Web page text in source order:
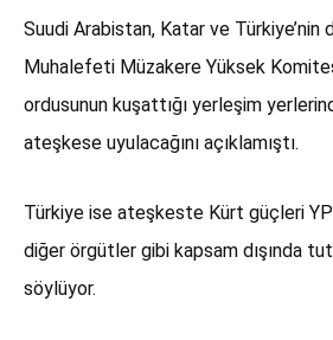
Suudi Arabistan, Katar ve
Muhalefeti Müzakere Yüksek
ordusunun kuşattığı yerleşim
ateşkese uyulacağını açıklamıştı.
Türkiye ise ateşkeste Kürt güçleri
diğer örgütler gibi kapsam dışında
söylüyor.